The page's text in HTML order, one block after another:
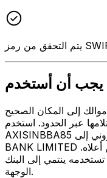
إلى المكان الصحيح
عبر الحدود. استخدم
AXISINBBA85 عندما تريد إرسال بريد إلكتروني إلى AXIS
BANK LIMITED على العنوان والمدينة والبلد المذكورين أعلاه.
ينتمي إلى البنك
الوجهة.